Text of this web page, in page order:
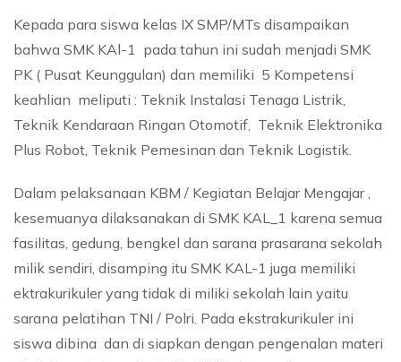
Kepada para siswa kelas IX SMP/MTs disampaikan
bahwa SMK KAl-1 pada tahun ini sudah menjadi SMK
PK ( Pusat Keunggulan) dan memiliki 5 Kompetensi
keahlian meliputi : Teknik Instalasi Tenaga Listrik,
Teknik Kendaraan Ringan Otomotif, Teknik Elektronika
Plus Robot, Teknik Pemesinan dan Teknik Logistik.
Dalam pelaksanaan KBM / Kegiatan Belajar Mengajar ,
kesemuanya dilaksanakan di SMK KAL_1 karena semua
fasilitas, gedung, bengkel dan sarana prasarana sekolah
milik sendiri, disamping itu SMK KAL-1 juga memiliki
ektrakurikuler yang tidak di miliki sekolah lain yaitu
sarana pelatihan TNI / Polri. Pada ekstrakurikuler ini
siswa dibina dan di siapkan dengan pengenalan materi